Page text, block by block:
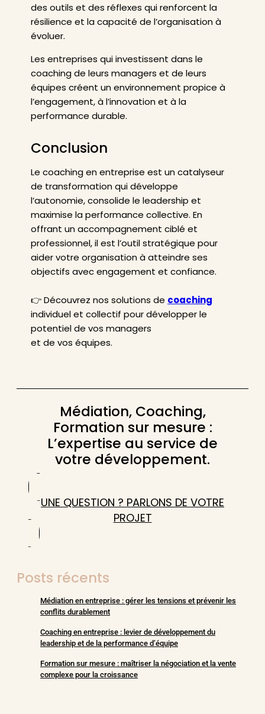
des outils et des réflexes qui renforcent la
résilience et la capacité de l’organisation à
évoluer.
Les entreprises qui investissent dans le
coaching de leurs managers et de leurs
équipes créent un environnement propice à
l’engagement, à l’innovation et à la
performance durable.
Conclusion
Le coaching en entreprise est un catalyseur
de transformation qui développe
l’autonomie, consolide le leadership et
maximise la performance collective. En
offrant un accompagnement ciblé et
professionnel, il est l’outil stratégique pour
aider votre organisation à atteindre ses
objectifs avec engagement et confiance.
👉 Découvrez nos solutions de coaching
individuel et collectif pour développer le
potentiel de vos managers
et de vos équipes.
Médiation, Coaching,
Formation sur mesure :
L’expertise au service de
votre développement.
UNE QUESTION ? PARLONS DE VOTRE
PROJET
Posts récents
Médiation en entreprise : gérer les tensions et prévenir les
conflits durablement
Coaching en entreprise : levier de développement du
leadership et de la performance d’équipe
Formation sur mesure : maîtriser la négociation et la vente
complexe pour la croissance